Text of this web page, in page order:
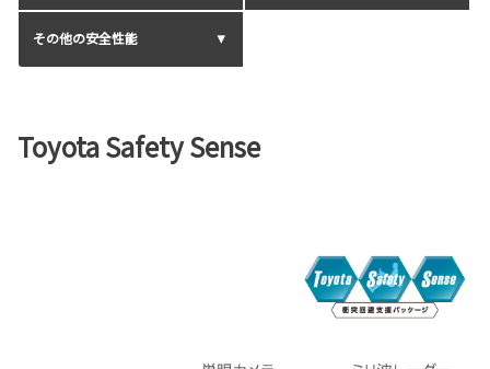
その他の安全性能
Toyota Safety Sense